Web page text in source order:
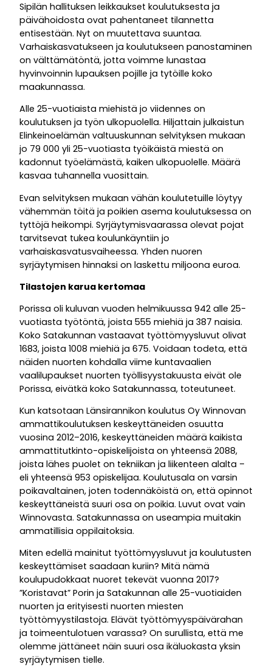
Sipilän hallituksen leikkaukset koulutuksesta ja
päivähoidosta ovat pahentaneet tilannetta
entisestään. Nyt on muutettava suuntaa.
Varhaiskasvatukseen ja koulutukseen panostaminen
on välttämätöntä, jotta voimme lunastaa
hyvinvoinnin lupauksen pojille ja tytöille koko
maakunnassa.
Alle 25-vuotiaista miehistä jo viidennes on
koulutuksen ja työn ulkopuolella. Hiljattain julkaistun
Elinkeinoelämän valtuuskunnan selvityksen mukaan
jo 79 000 yli 25-vuotiasta työikäistä miestä on
kadonnut työelämästä, kaiken ulkopuolelle. Määrä
kasvaa tuhannella vuosittain.
Evan selvityksen mukaan vähän koulutetuille löytyy
vähemmän töitä ja poikien asema koulutuksessa on
tyttöjä heikompi. Syrjäytymisvaarassa olevat pojat
tarvitsevat tukea koulunkäyntiin jo
varhaiskasvatusvaiheessa. Yhden nuoren
syrjäytymisen hinnaksi on laskettu miljoona euroa.
Tilastojen karua kertomaa
Porissa oli kuluvan vuoden helmikuussa 942 alle 25-
vuotiasta työtöntä, joista 555 miehiä ja 387 naisia.
Koko Satakunnan vastaavat työttömyysluvut olivat
1683, joista 1008 miehiä ja 675. Voidaan todeta, että
näiden nuorten kohdalla viime kuntavaalien
vaalilupaukset nuorten työllisyystakuusta eivät ole
Porissa, eivätkä koko Satakunnassa, toteutuneet.
Kun katsotaan Länsirannikon koulutus Oy Winnovan
ammattikoulutuksen keskeyttäneiden osuutta
vuosina 2012–2016, keskeyttäneiden määrä kaikista
ammattitutkinto-opiskelijoista on yhteensä 2088,
joista lähes puolet on tekniikan ja liikenteen alalta –
eli yhteensä 953 opiskelijaa. Koulutusala on varsin
poikavaltainen, joten todennäköistä on, että opinnot
keskeyttäneistä suuri osa on poikia. Luvut ovat vain
Winnovasta. Satakunnassa on useampia muitakin
ammatillisia oppilaitoksia.
Miten edellä mainitut työttömyysluvut ja koulutusten
keskeyttämiset saadaan kuriin? Mitä nämä
koulupudokkaat nuoret tekevät vuonna 2017?
”Koristavat” Porin ja Satakunnan alle 25-vuotiaiden
nuorten ja erityisesti nuorten miesten
työttömyystilastoja. Elävät työttömyyspäivärahan
ja toimeentulotuen varassa? On surullista, että me
olemme jättäneet näin suuri osa ikäluokasta yksin
syrjäytymisen tielle.